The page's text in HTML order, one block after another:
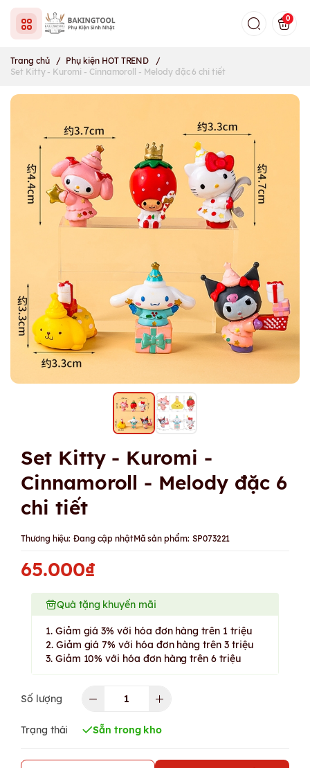
0
Trang chủ / Phụ kiện HOT TREND
/
Set Kitty - Kuromi - Cinnamoroll - Melody đặc 6 chi tiết
Set Kitty - Kuromi -
Cinnamoroll - Melody đặc 6
chi tiết
Thương hiệu: Đang cập nhậtMã sản phẩm: SP073221
65.000₫
Quà tặng khuyến mãi
1. Giảm giá 3% với hóa đơn hàng trên 1 triệu
2. Giảm giá 7% với hóa đơn hàng trên 3 triệu
3. Giảm 10% với hóa đơn hàng trên 6 triệu
Số lượng
Trạng thái Sẵn trong kho